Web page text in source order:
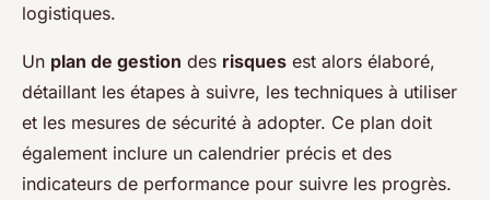
logistiques.
Un plan de gestion des risques est alors élaboré,
détaillant les étapes à suivre, les techniques à utiliser
et les mesures de sécurité à adopter. Ce plan doit
également inclure un calendrier précis et des
indicateurs de performance pour suivre les progrès.